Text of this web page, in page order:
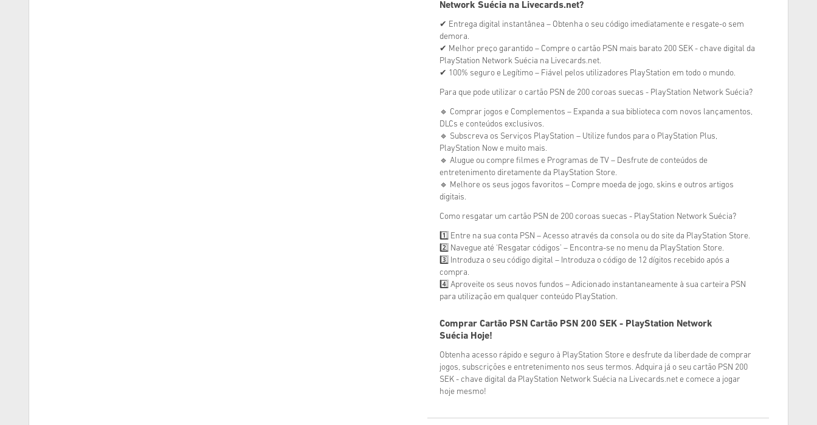
Network Suécia na Livecards.net?
✔ Entrega digital instantânea – Obtenha o seu código imediatamente e resgate-o sem
demora.
✔ Melhor preço garantido – Compre o cartão PSN mais barato 200 SEK - chave digital da
PlayStation Network Suécia na Livecards.net.
✔ 100% seguro e Legítimo – Fiável pelos utilizadores PlayStation em todo o mundo.
Para que pode utilizar o cartão PSN de 200 coroas suecas - PlayStation Network Suécia?
🔹 Comprar jogos e Complementos – Expanda a sua biblioteca com novos lançamentos,
DLCs e conteúdos exclusivos.
🔹 Subscreva os Serviços PlayStation – Utilize fundos para o PlayStation Plus,
PlayStation Now e muito mais.
🔹 Alugue ou compre filmes e Programas de TV – Desfrute de conteúdos de
entretenimento diretamente da PlayStation Store.
🔹 Melhore os seus jogos favoritos – Compre moeda de jogo, skins e outros artigos
digitais.
Como resgatar um cartão PSN de 200 coroas suecas - PlayStation Network Suécia?
1️⃣ Entre na sua conta PSN – Acesso através da consola ou do site da PlayStation Store.
2️⃣ Navegue até ‘Resgatar códigos’ – Encontra-se no menu da PlayStation Store.
3️⃣ Introduza o seu código digital – Introduza o código de 12 dígitos recebido após a
compra.
4️⃣ Aproveite os seus novos fundos – Adicionado instantaneamente à sua carteira PSN
para utilização em qualquer conteúdo PlayStation.
Comprar Cartão PSN Cartão PSN 200 SEK - PlayStation Network
Suécia Hoje!
Obtenha acesso rápido e seguro à PlayStation Store e desfrute da liberdade de comprar
jogos, subscrições e entretenimento nos seus termos. Adquira já o seu cartão PSN 200
SEK - chave digital da PlayStation Network Suécia na Livecards.net e comece a jogar
hoje mesmo!